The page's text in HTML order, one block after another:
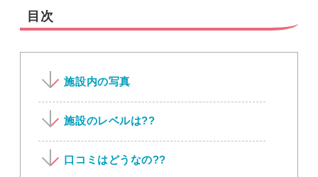
目次
施設内の写真
施設のレベルは??
口コミはどうなの??